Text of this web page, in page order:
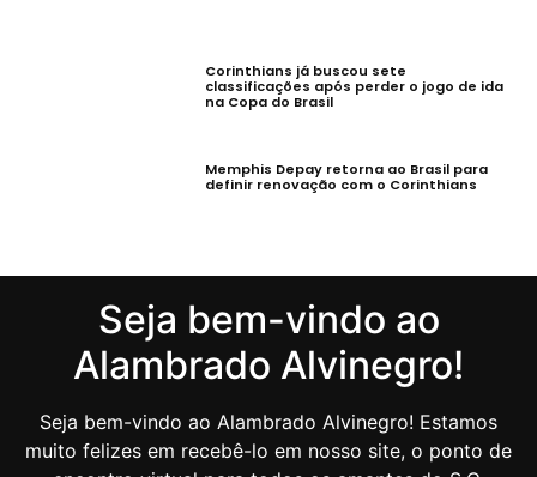
Corinthians já buscou sete
classificações após perder o jogo de ida
na Copa do Brasil
Memphis Depay retorna ao Brasil para
definir renovação com o Corinthians
Seja bem-vindo ao
Alambrado Alvinegro!
Seja bem-vindo ao Alambrado Alvinegro! Estamos
muito felizes em recebê-lo em nosso site, o ponto de